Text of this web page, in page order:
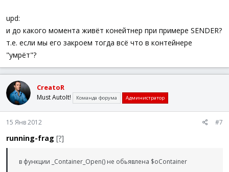
upd:
и до какого момента живёт конейтнер при примере SENDER?
т.е. если мы его закроем тогда всё что в контейнере
"умрёт"?
CreatoR
Must AutoIt! Команда форума Администратор
15 Янв 2012 #7
running-frag [?]
в функции _Container_Open() не обьявлена $oContainer